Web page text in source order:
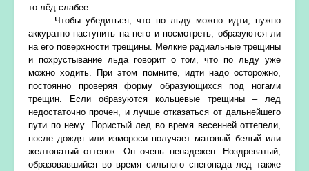
то лёд слабее.
Чтобы убедиться, что по льду можно идти, нужно
аккуратно наступить на него и посмотреть, образуются ли
на его поверхности трещины. Мелкие радиальные трещины
и похрустывание льда говорит о том, что по льду уже
можно ходить. При этом помните, идти надо осторожно,
постоянно проверяя форму образующихся под ногами
трещин. Если образуются кольцевые трещины – лед
недостаточно прочен, и лучше отказаться от дальнейшего
пути по нему. Пористый лед во время весенней оттепели,
после дождя или измороси получает матовый белый или
желтоватый оттенок. Он очень ненадежен. Ноздреватый,
образовавшийся во время сильного снегопада лед также